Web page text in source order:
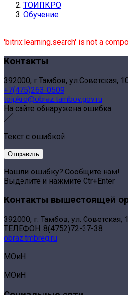
ТОИПКРО
Обучение
'bitrix:learning.search' is not a
Контакты
392000, г.Тамбов, ул.Советская,
+7(475)263-0509
toipkro@obraz.tambov.gov.ru
На сайте обнаружена ошибка
Текст с ошибкой
Нашли ошибку? Сообщите нам!
Выделите и нажмите Ctr+Enter
Контакты вышестоящей
392000, г. Тамбов, ул. Советская,
ТЕЛЕФОН: 8(4752)72-37-38
obraz.tmbreg.ru
МОиН
МОиН